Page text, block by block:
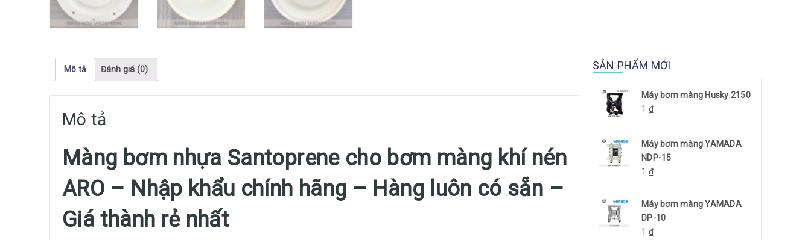
Mô tả Đánh giá (0)
Mô tả
Màng bơm nhựa Santoprene cho bơm màng khí nén
ARO – Nhập khẩu chính hãng – Hàng luôn có sẵn –
Giá thành rẻ nhất
SẢN PHẨM MỚI
Máy bơm màng Husky 2150
1 ₫
Máy bơm màng YAMADA
NDP-15
1 ₫
Máy bơm màng YAMADA
DP-10
1 ₫